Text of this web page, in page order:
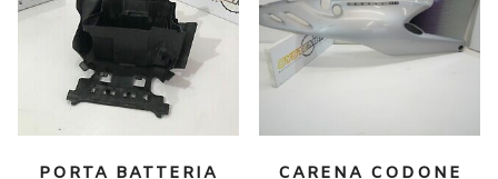
PORTA BATTERIA
CARENA CODONE